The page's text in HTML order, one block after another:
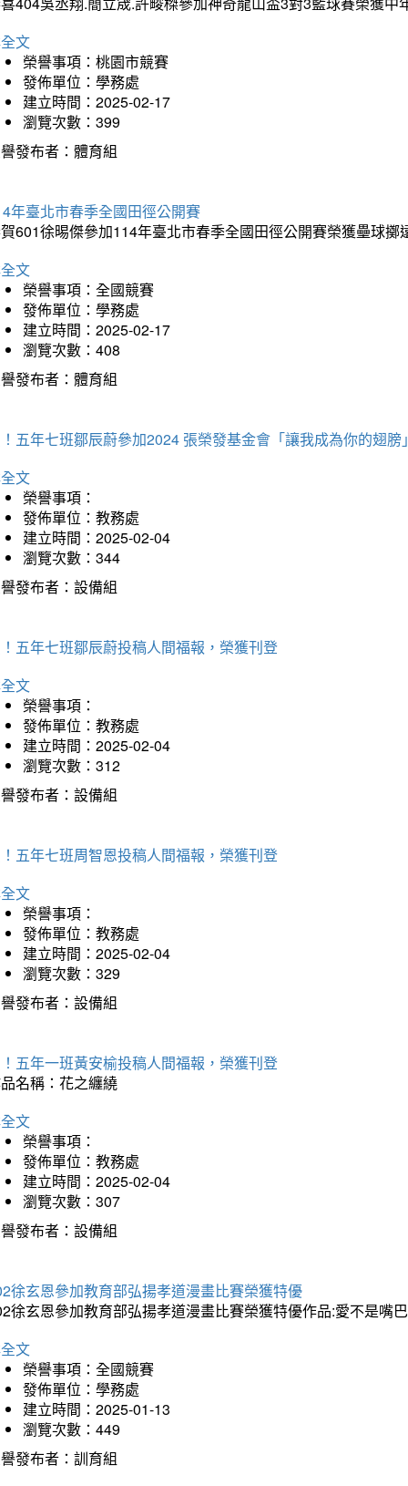
文
榮譽事項：桃園市競賽
發佈單位：學務處
建立時間：2025-02-17
瀏覽次數：399
發布者：體育組
年臺北市春季全國田徑公開賽
601徐晹傑參加114年臺北市春季全國田徑公開賽榮獲壘球擲
文
榮譽事項：全國競賽
發佈單位：學務處
建立時間：2025-02-17
瀏覽次數：408
發布者：體育組
五年七班鄒辰蔚參加2024 張榮發基金會「讓我成為你的翅
文
榮譽事項：
發佈單位：教務處
建立時間：2025-02-04
瀏覽次數：344
發布者：設備組
五年七班鄒辰蔚投稿人間福報，榮獲刊登
文
榮譽事項：
發佈單位：教務處
建立時間：2025-02-04
瀏覽次數：312
發布者：設備組
五年七班周智恩投稿人間福報，榮獲刊登
文
榮譽事項：
發佈單位：教務處
建立時間：2025-02-04
瀏覽次數：329
發布者：設備組
五年一班黃安榆投稿人間福報，榮獲刊登
名稱：花之纏繞
文
榮譽事項：
發佈單位：教務處
建立時間：2025-02-04
瀏覽次數：307
發布者：設備組
徐玄恩參加教育部弘揚孝道漫畫比賽榮獲特優
徐玄恩參加教育部弘揚孝道漫畫比賽榮獲特優作品:愛不是嘴
文
榮譽事項：全國競賽
發佈單位：學務處
建立時間：2025-01-13
瀏覽次數：449
發布者：訓育組